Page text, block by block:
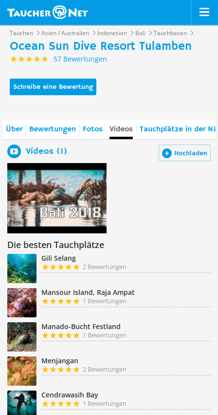
Tauchen Asien / Australien Indonesien Bali Tauchbasen
Ocean Sun Dive Resort Tulamben
57 Bewertungen
Schreibe eine Bewertung
Über Bewertungen Fotos Videos Tauchplätze in der
Hochladen
Videos (1)
Die besten Tauchplätze
Gili Selang
2 Bewertungen
Mansour Island, Raja Ampat
1 Bewertungen
Manado-Bucht Festland
1 Bewertungen
Menjangan
2 Bewertungen
Cendrawasih Bay
1 Bewertungen